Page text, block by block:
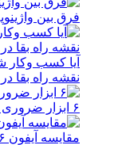
فرق بین
آیا کسب
نقشه راه بقا
۶ ابزار ضروری اما رایگان برای ترید موفق در فارکس
مقایسه آیفون ۱۶ پرو مکس با سایر پرچمداران بازار